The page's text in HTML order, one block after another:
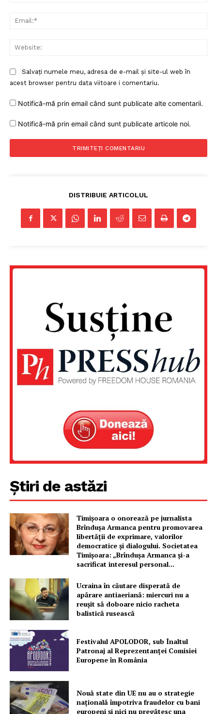
Un proiect
PRESShub
Despre noi / Echipa
Proiecte editoriale
Salvați numele meu, adresa de e-mail și site-ul web în
acest browser pentru data viitoare i comentariu.
Notifică-mă prin email când sunt publicate alte comentarii.
Notifică-mă prin email când sunt publicate articole noi.
DISTRIBUIE ARTICOLUL
Știri de astăzi
Timișoara o onorează pe jurnalista
Brîndușa Armanca pentru promovarea
libertății de exprimare, valorilor
democratice și dialogului. Societatea
Timișoara: „Brîndușa Armanca și-a
sacrificat interesul personal...
Ucraina în căutare disperată de
apărare antiaeriană: miercuri nu a
reușit să doboare nicio racheta
balistică rusească
Festivalul APOLODOR, sub Înaltul
Patronaj al Reprezentanței Comisiei
Europene în România
Nouă state din UE nu au o strategie
națională împotriva fraudelor cu bani
europeni și nici nu pregătesc una